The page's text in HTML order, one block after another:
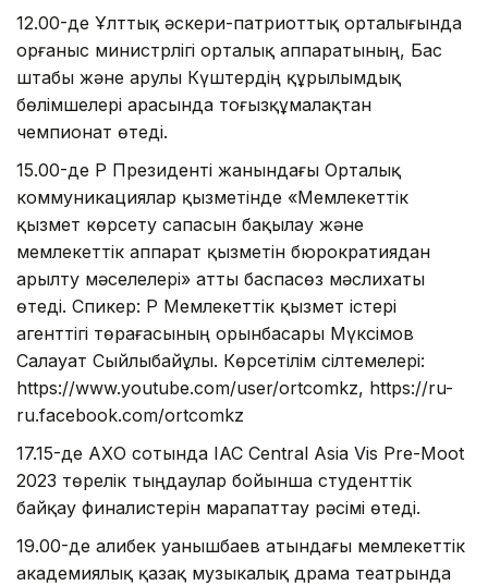
12.00-де Ұлттық әскери-патриоттық орталығында
Қорғаныс министрлігі орталық аппаратының, Бас
штабы және Қарулы Күштердің құрылымдық
бөлімшелері арасында тоғызқұмалақтан
чемпионат өтеді.
15.00-де ҚР Президенті жанындағы Орталық
коммуникациялар қызметінде «Мемлекеттік
қызмет көрсету сапасын бақылау және
мемлекеттік аппарат қызметін бюрократиядан
арылту мәселелері» атты баспасөз мәслихаты
өтеді. Спикер: ҚР Мемлекеттік қызмет істері
агенттігі төрағасының орынбасары Мүксімов
Салауат Сыйлыбайұлы. Көрсетілім сілтемелері:
https://www.youtube.com/user/ortcomkz, https://ru-
ru.facebook.com/ortcomkz
17.15-де АХҚО сотында IAC Central Asia Vis Pre-Moot
2023 төрелік тыңдаулар бойынша студенттік
байқау финалистерін марапаттау рәсімі өтеді.
19.00-де Қалибек Қуанышбаев атындағы мемлекеттік
академиялық қазақ музыкалық драма театрында